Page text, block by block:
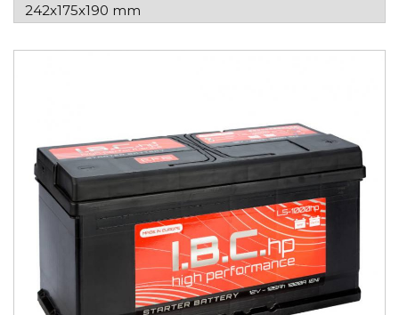
242x175x190 mm